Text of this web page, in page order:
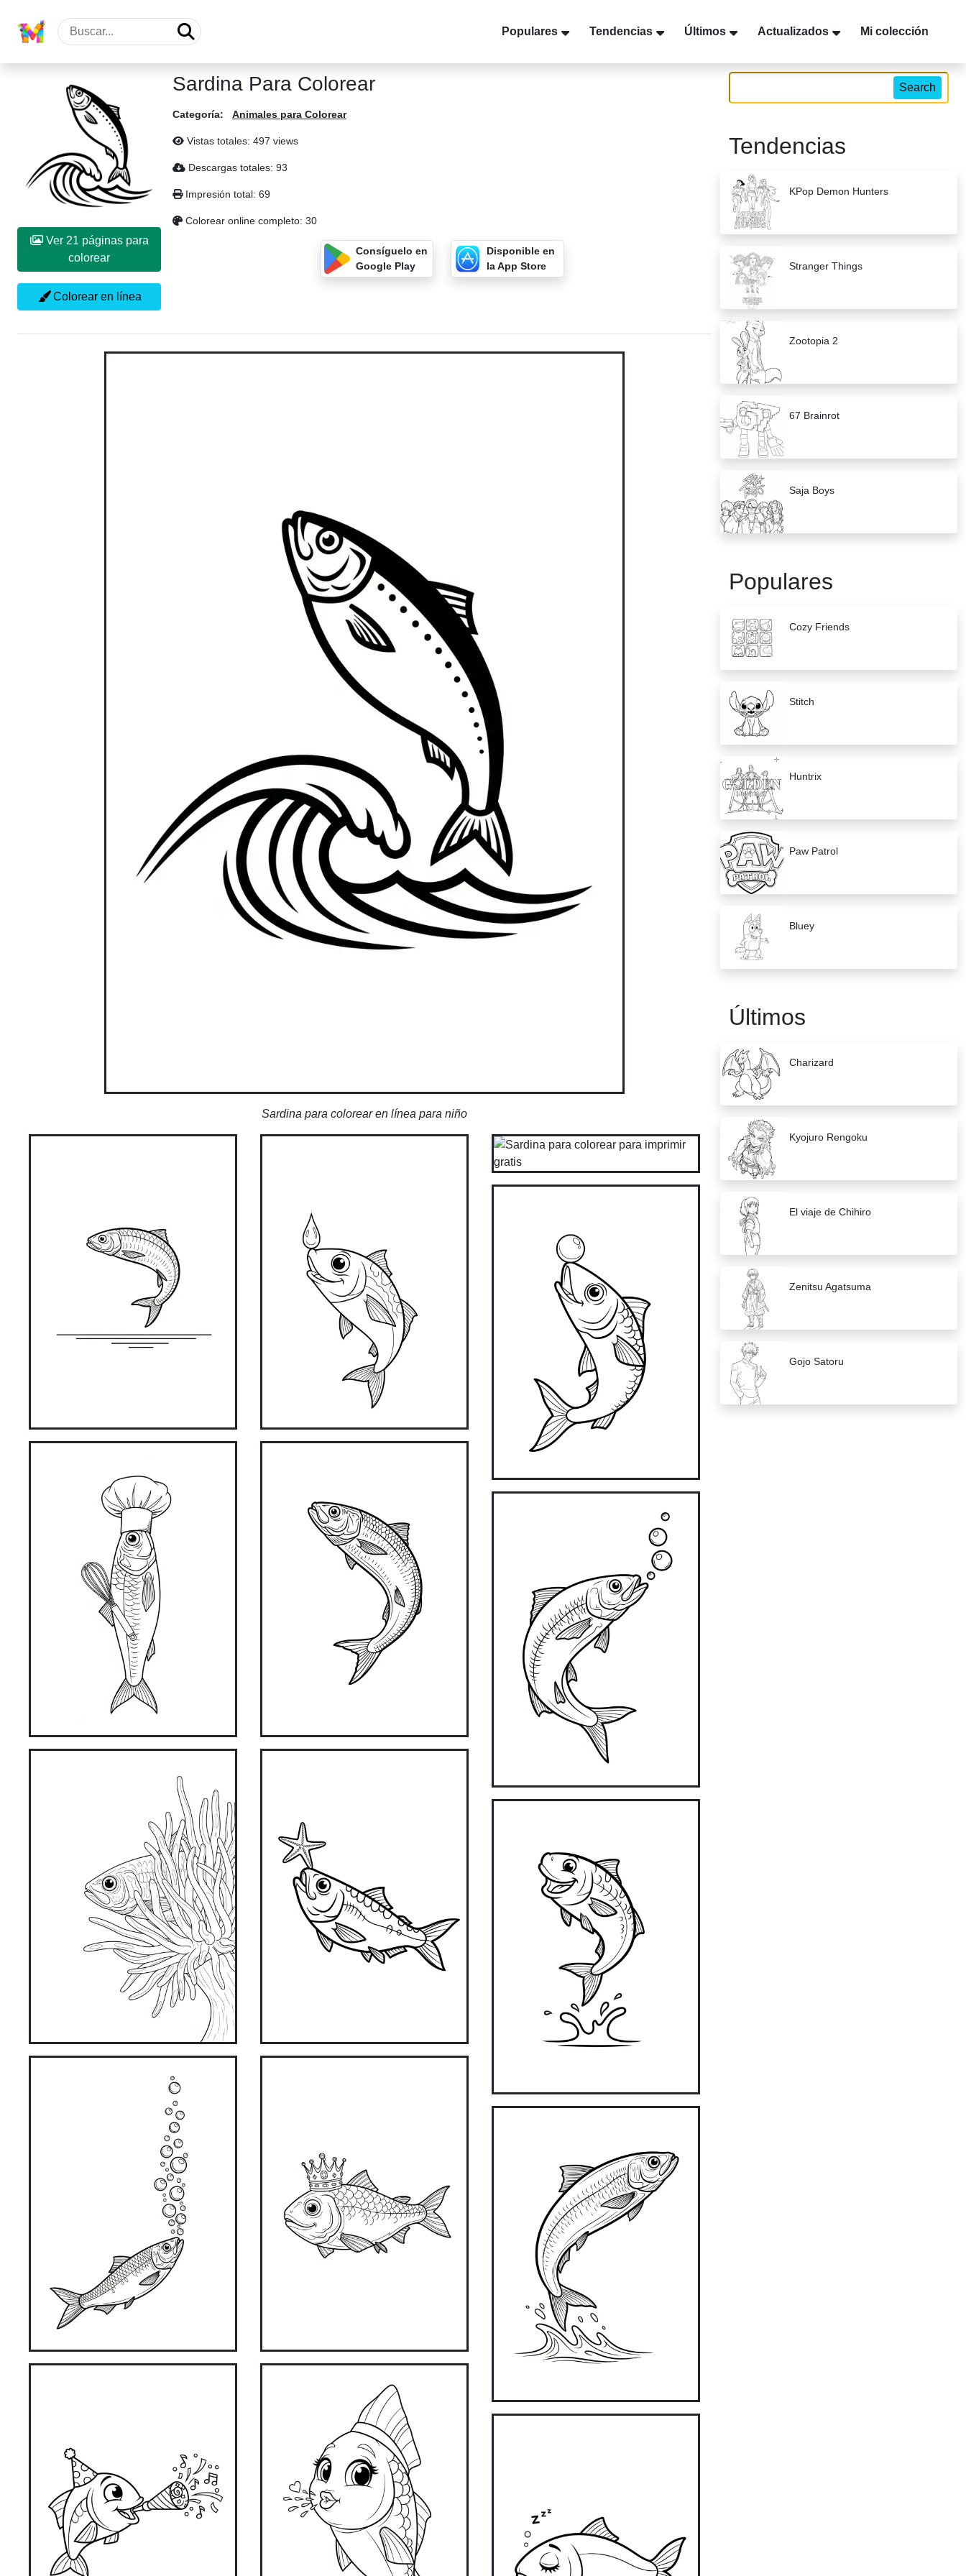
Populares Tendencias Últimos Actualizados Mi colección
Ver 21 páginas para
colorear
Colorear en línea
Sardina Para Colorear
Categoría: Animales para Colorear
Vistas totales: 497 views
Descargas totales: 93
Impresión total: 69
Colorear online completo: 30
Consíguelo en
Google Play
Disponible en
la App Store
Sardina para colorear en línea para niño
Search
Tendencias
KPop Demon Hunters
Stranger Things
Zootopia 2
67 Brainrot
Saja Boys
Populares
Cozy Friends
Stitch
Huntrix
Paw Patrol
Bluey
Últimos
Charizard
Kyojuro Rengoku
El viaje de Chihiro
Zenitsu Agatsuma
Gojo Satoru